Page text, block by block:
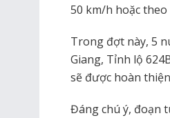
50 km/h hoặc
Trong đợt này, 5
Giang, Tỉnh lộ
sẽ được hoàn
Đáng chú ý, đoạn